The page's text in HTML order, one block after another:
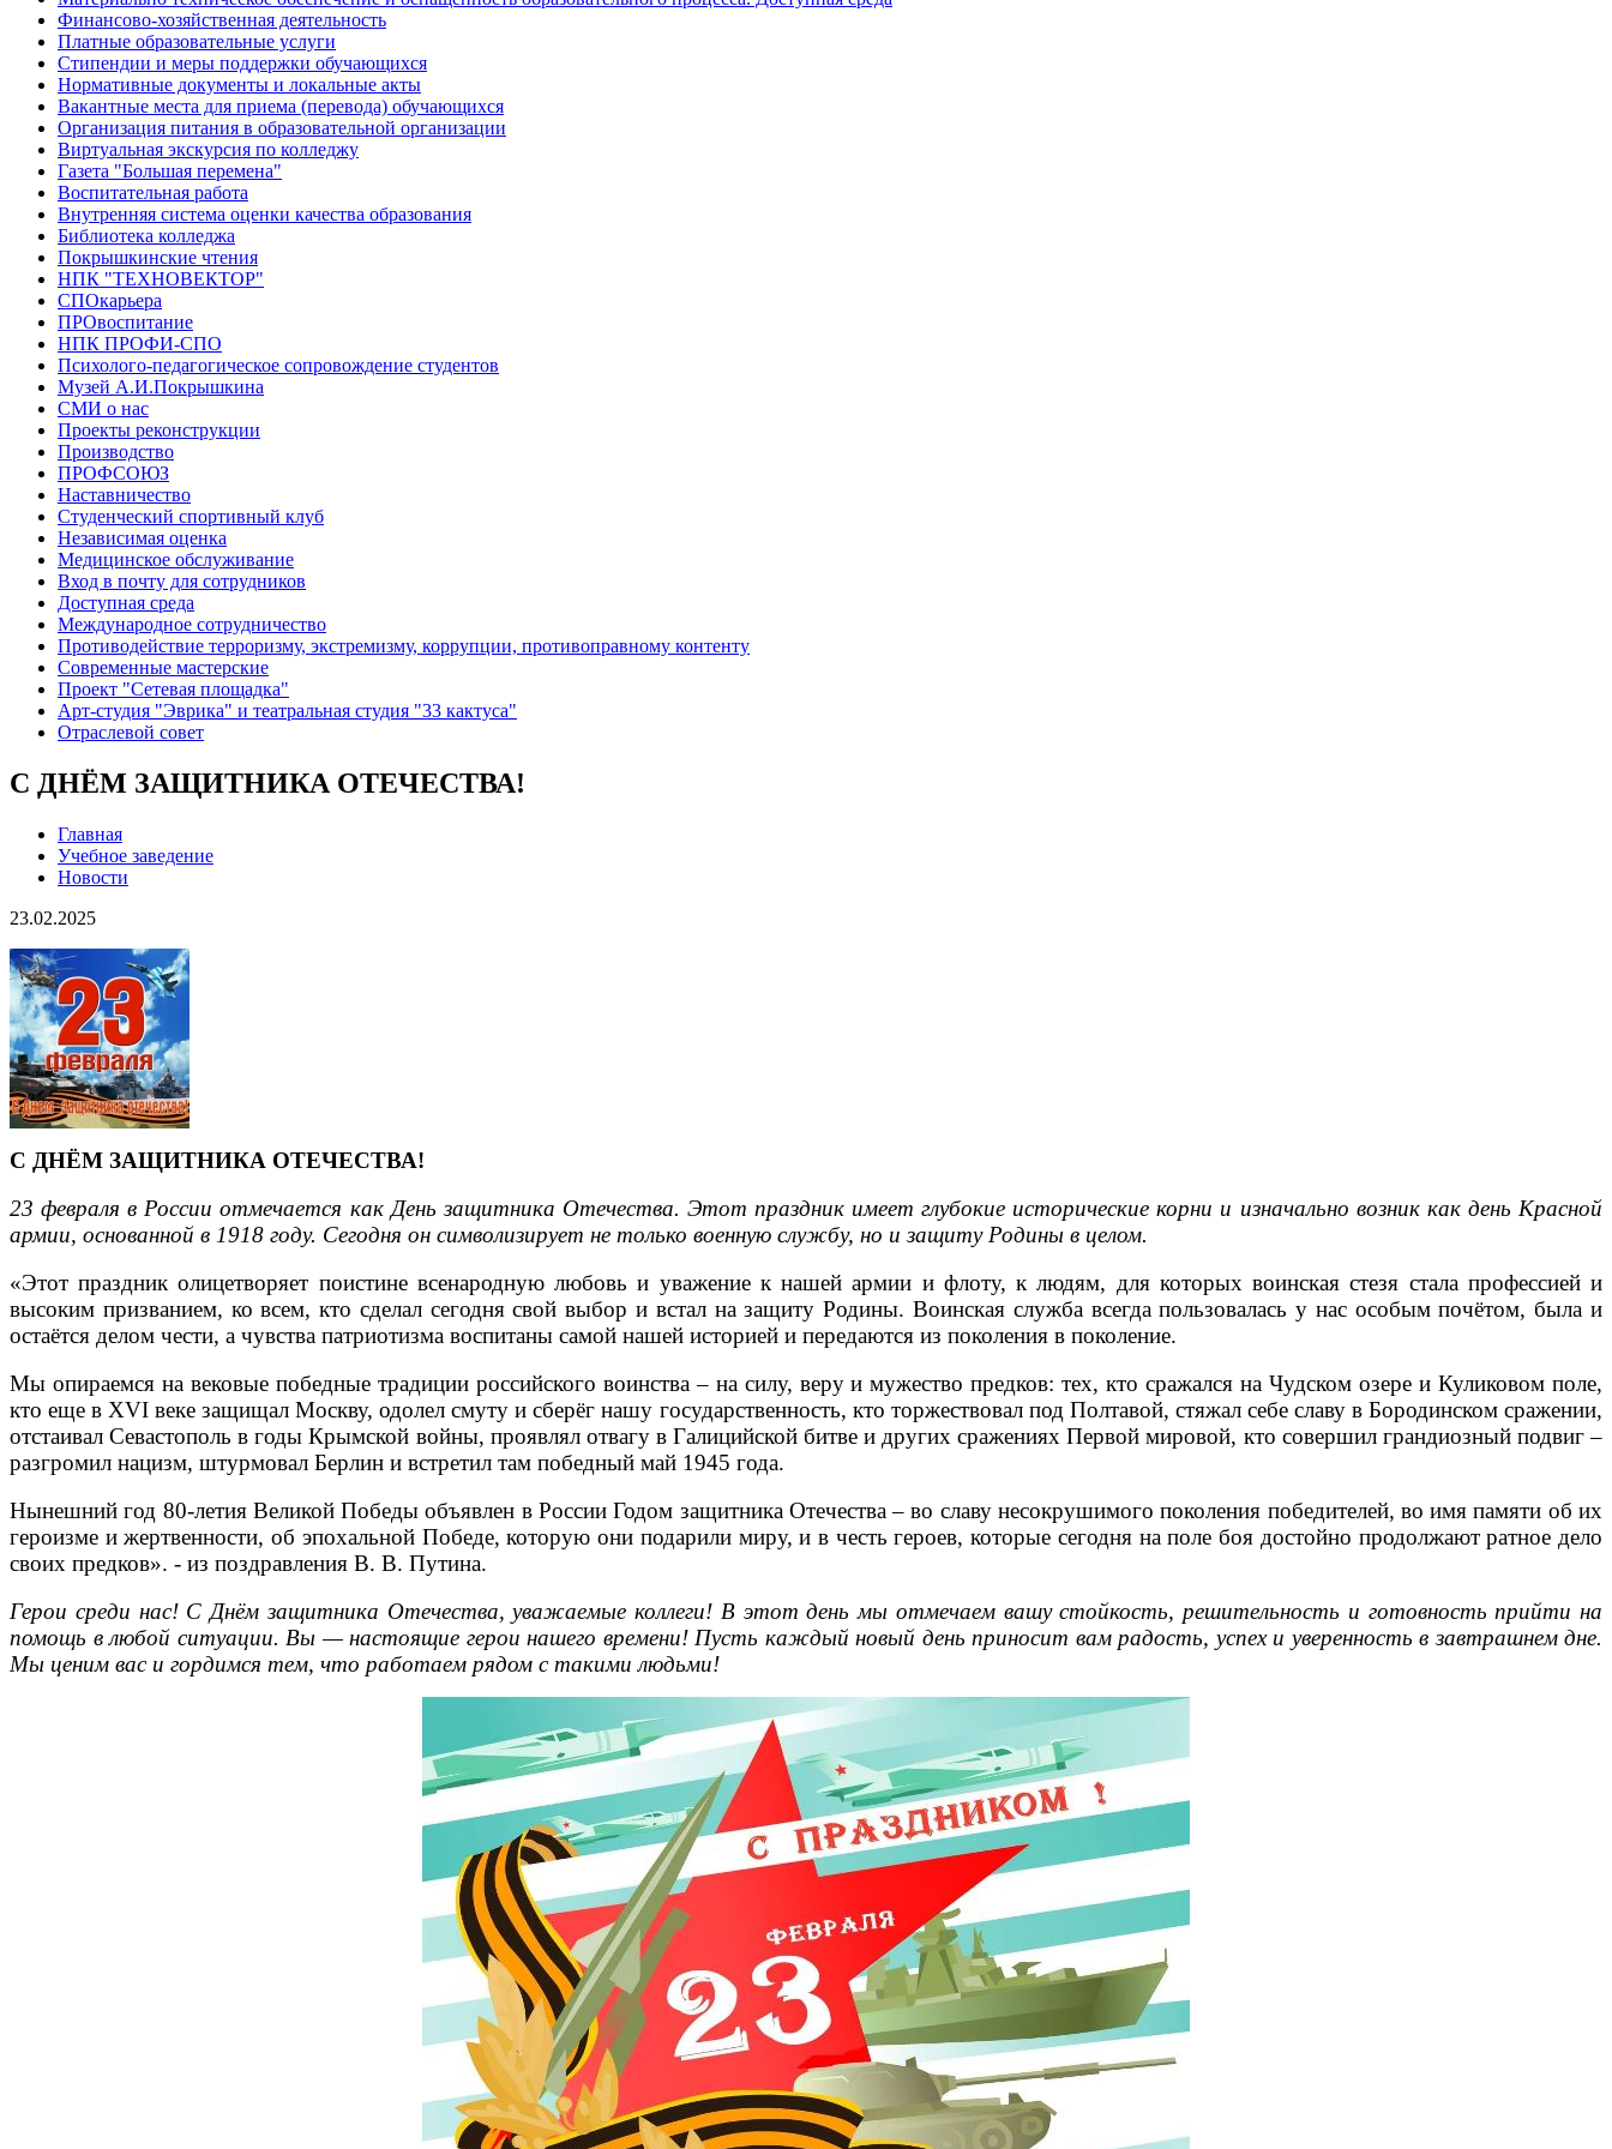
Финансово-хозяйственная деятельность
Платные образовательные услуги
Стипендии и меры поддержки обучающихся
Нормативные документы и локальные акты
Вакантные места для приема (перевода) обучающихся
Организация питания в образовательной организации
Виртуальная экскурсия по колледжу
Газета "Большая перемена"
Воспитательная работа
Внутренняя система оценки качества образования
Библиотека колледжа
Покрышкинские чтения
НПК "ТЕХНОВЕКТОР"
СПОкарьера
ПРОвоспитание
НПК ПРОФИ-СПО
Психолого-педагогическое сопровождение студентов
Музей А.И.Покрышкина
СМИ о нас
Проекты реконструкции
Производство
ПРОФСОЮЗ
Наставничество
Студенческий спортивный клуб
Независимая оценка
Медицинское обслуживание
Вход в почту для сотрудников
Доступная среда
Международное сотрудничество
Противодействие терроризму, экстремизму, коррупции, противоправному контенту
Современные мастерские
Проект "Сетевая площадка"
Арт-студия "Эврика" и театральная студия "33 кактуса"
Отраслевой совет
С ДНЁМ ЗАЩИТНИКА ОТЕЧЕСТВА!
Главная
Учебное заведение
Новости
23.02.2025
С ДНЁМ ЗАЩИТНИКА ОТЕЧЕСТВА!
23 февраля в России отмечается как День защитника Отечества. Этот праздник имеет глубокие исторические корни и изначально возник как день Красной
армии, основанной в 1918 году. Сегодня он символизирует не только военную службу, но и защиту Родины в целом.
«Этот праздник олицетворяет поистине всенародную любовь и уважение к нашей армии и флоту, к людям, для которых воинская стезя стала профессией и
высоким призванием, ко всем, кто сделал сегодня свой выбор и встал на защиту Родины. Воинская служба всегда пользовалась у нас особым почётом, была и
остаётся делом чести, а чувства патриотизма воспитаны самой нашей историей и передаются из поколения в поколение.
Мы опираемся на вековые победные традиции российского воинства – на силу, веру и мужество предков: тех, кто сражался на Чудском озере и Куликовом поле,
кто еще в XVI веке защищал Москву, одолел смуту и сберёг нашу государственность, кто торжествовал под Полтавой, стяжал себе славу в Бородинском сражении,
отстаивал Севастополь в годы Крымской войны, проявлял отвагу в Галицийской битве и других сражениях Первой мировой, кто совершил грандиозный подвиг –
разгромил нацизм, штурмовал Берлин и встретил там победный май 1945 года.
Нынешний год 80-летия Великой Победы объявлен в России Годом защитника Отечества – во славу несокрушимого поколения победителей, во имя памяти об их
героизме и жертвенности, об эпохальной Победе, которую они подарили миру, и в честь героев, которые сегодня на поле боя достойно продолжают ратное дело
своих предков». - из поздравления В. В. Путина.
Герои среди нас! С Днём защитника Отечества, уважаемые коллеги! В этот день мы отмечаем вашу стойкость, решительность и готовность прийти на
помощь в любой ситуации. Вы — настоящие герои нашего времени! Пусть каждый новый день приносит вам радость, успех и уверенность в завтрашнем дне.
Мы ценим вас и гордимся тем, что работаем рядом с такими людьми!